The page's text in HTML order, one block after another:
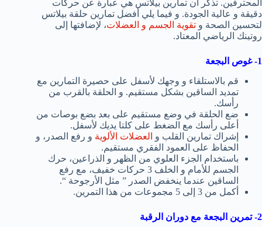
المحترفين. تذكر أن تمارين بيلاتس هي عبارة عن حركات
دقيقة و عالية الجودة. و فيما يلي أفضل تمارين حلقة بيلاتس
لتحسين الصحة و تقوية الجسم و العضلات، لإضافتها إلى
روتينك الرياضي المعتاد.
1- غوص البجعة
قم بالاستلقاء و وجهك لأسفل على حصيرة التمارين مع
تمديد الساقين بشكل مستقيم. و الحلقة بالقرب من
رأسك.
ضع الحلقة في وضع مستقيم على بعد بضع بوصات من
أعلى رأسك مع الضغط على كلتا يديك لأسفل.
إشراك تمارين القلب و العضلات الألوية و رفع الصدر، و
الحفاظ على العمود الفقري مستقيم.
باستخدام الجزء العلوي من الظهر و الذراعين، حرك
الجسم للأمام و الخلف 3 حركات خفيف، مع رفع
الساقين عندما ينخفض الصدر ” مثل الأرجوحة “.
أكمل من 3 إلى 5 مجموعات من هذا التمرين.
2- تمرين البجعة مع دوران الرقبة